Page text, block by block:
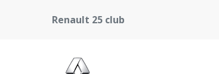
Renault 25 club